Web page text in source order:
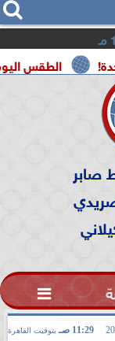
الطقس اليوم.. شديد
صابر

11:29 صـ بتوقيت القاهرة